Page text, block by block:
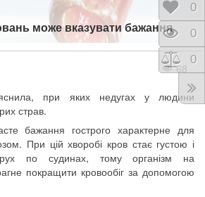
може вказувати бажання
68
при яких недугах у людини
страв.
бажання гострого характерне для
При цій хворобі кров стає густою і
рух по судинах, тому організм на
покращити кровообіг за допомогою
0
0
0